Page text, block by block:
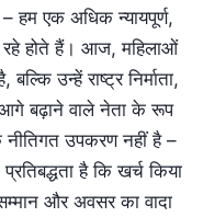
हम एक अधिक न्यायपूर्ण,
रहे होते हैं। आज, महिलाओं
उन्हें राष्ट्र निर्माता,
बढ़ाने वाले नेता के रूप
उपकरण नहीं है –
है कि खर्च किया
और अवसर का वादा